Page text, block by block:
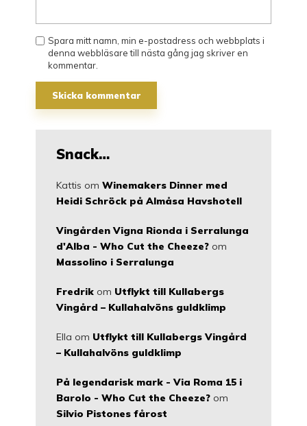
Spara mitt namn, min e-postadress och webbplats i
denna webbläsare till nästa gång jag skriver en
kommentar.
Snack…
Kattis om Winemakers Dinner med
Heidi Schröck på Almåsa Havshotell
Vingården Vigna Rionda i Serralunga
d'Alba - Who Cut the Cheeze? om
Massolino i Serralunga
Fredrik om Utflykt till Kullabergs
Vingård – Kullahalvöns guldklimp
Ella om Utflykt till Kullabergs Vingård
– Kullahalvöns guldklimp
På legendarisk mark - Via Roma 15 i
Barolo - Who Cut the Cheeze? om
Silvio Pistones fårost